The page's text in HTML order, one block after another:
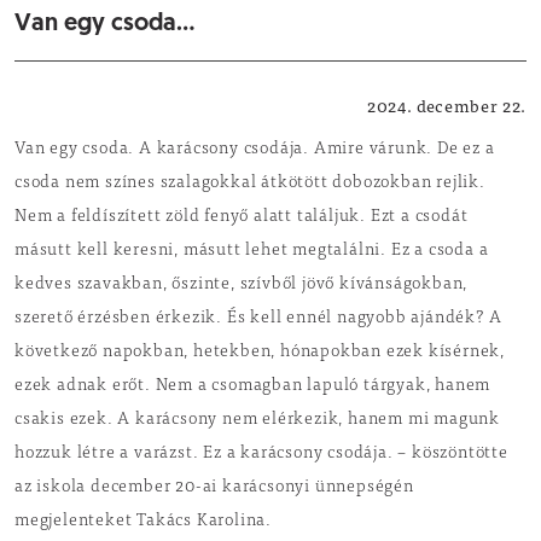
Van egy csoda…
2024. december 22.
Van egy csoda. A karácsony csodája. Amire várunk. De ez a
csoda nem színes szalagokkal átkötött dobozokban rejlik.
Nem a feldíszített zöld fenyő alatt találjuk. Ezt a csodát
másutt kell keresni, másutt lehet megtalálni. Ez a csoda a
kedves szavakban, őszinte, szívből jövő kívánságokban,
szerető érzésben érkezik. És kell ennél nagyobb ajándék? A
következő napokban, hetekben, hónapokban ezek kísérnek,
ezek adnak erőt. Nem a csomagban lapuló tárgyak, hanem
csakis ezek. A karácsony nem elérkezik, hanem mi magunk
hozzuk létre a varázst. Ez a karácsony csodája. – köszöntötte
az iskola december 20-ai karácsonyi ünnepségén
megjelenteket Takács Karolina.